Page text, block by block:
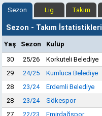
Sezon Lig Takım
Sezon - Takım İstatistikleri
Yaş Sezon Kulüp
30
25/26
Korkuteli Belediye
29
24/25 Kumluca Belediye
28
23/24 Erdemli Belediye
28
23/24 Sökespor
27
22/23 Emirdağspor